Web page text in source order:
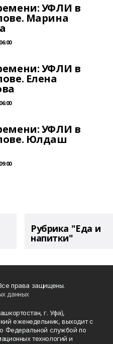
УФЛИ в
Марина
УФЛИ в
Елена
УФЛИ в
Юлдаш
Рубрика "Еда и
напитки"
права защищены.
данных
г. Уфа),
еженедельник, выходит с
Федеральной службой по
технологий и